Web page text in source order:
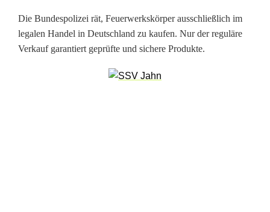
s
t
Die Bundespolizei rät, Feuerwerkskörper ausschließlich im
legalen Handel in Deutschland zu kaufen. Nur der reguläre
Verkauf garantiert geprüfte und sichere Produkte.